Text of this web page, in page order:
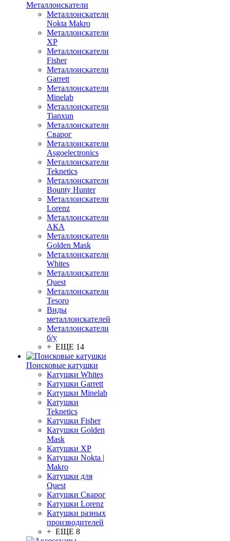
Металлоискатели
Металлоискатели
Nokta Makro
Металлоискатели
XP
Металлоискатели
Fisher
Металлоискатели
Garrett
Металлоискатели
Minelab
Металлоискатели
Tianxun
Металлоискатели
Сварог
Металлоискатели
Asgoelectronics
Металлоискатели
Teknetics
Металлоискатели
Bounty Hunter
Металлоискатели
Lorenz
Металлоискатели
АКА
Металлоискатели
Golden Mask
Металлоискатели
Whites
Металлоискатели
Quest
Металлоискатели
Tesoro
Виды
металлоискателей
Металлоискатели
б/у
+ ЕЩЕ 14
Поисковые катушки
Катушки Whites
Катушки Garrett
Катушки Minelab
Катушки
Teknetics
Катушки Fisher
Катушки Golden
Mask
Катушки XP
Катушки Nokta |
Makro
Катушки для
Quest
Катушки Сварог
Катушки Lorenz
Катушки разных
производителей
+ ЕЩЕ 8